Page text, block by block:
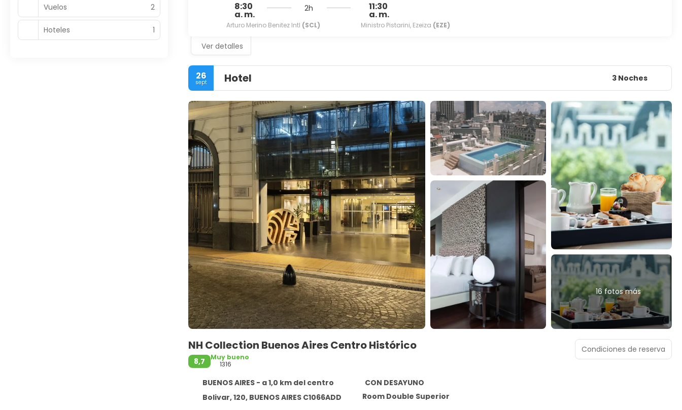
8:30
a. m.
Arturo Merino Benitez Intl (SCL)
2h 11:30
a. m.
Ministro Pistarini, Ezeiza (EZE)
Ver detalles
26
sept Hotel 3 Noches
16 fotos más
NH Collection Buenos Aires Centro Histórico
8,7
Muy bueno
1316
BUENOS AIRES - a 1,0 km del centro
CON DESAYUNO
Bolivar, 120, BUENOS AIRES C1066ADD
Room Double Superior
Condiciones de reserva
Vuelos 2
Hoteles 1